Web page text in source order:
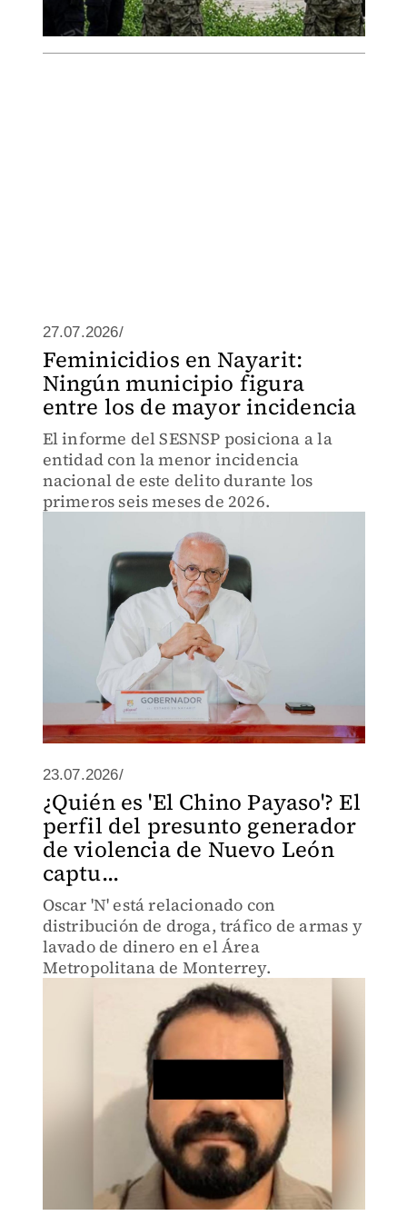
27.07.2026/
Feminicidios en Nayarit:
Ningún municipio figura
entre los de mayor incidencia
El informe del SESNSP posiciona a la
entidad con la menor incidencia
nacional de este delito durante los
primeros seis meses de 2026.
23.07.2026/
¿Quién es 'El Chino Payaso'? El
perfil del presunto generador
de violencia de Nuevo León
captu...
Oscar 'N' está relacionado con
distribución de droga, tráfico de armas y
lavado de dinero en el Área
Metropolitana de Monterrey.